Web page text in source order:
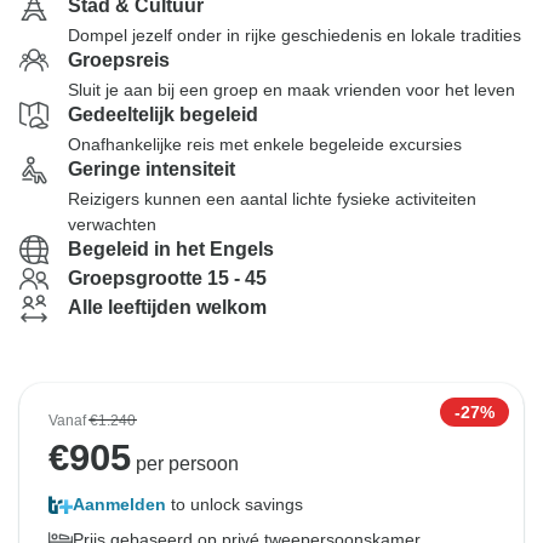
Stad & Cultuur
Dompel jezelf onder in rijke geschiedenis en lokale tradities
Groepsreis
Sluit je aan bij een groep en maak vrienden voor het leven
Gedeeltelijk begeleid
Onafhankelijke reis met enkele begeleide excursies
Geringe intensiteit
Reizigers kunnen een aantal lichte fysieke activiteiten
verwachten
Begeleid in het Engels
Groepsgrootte 15 - 45
Alle leeftijden welkom
Vanaf€1.240 -27%
€905 per persoon
Aanmelden to unlock savings